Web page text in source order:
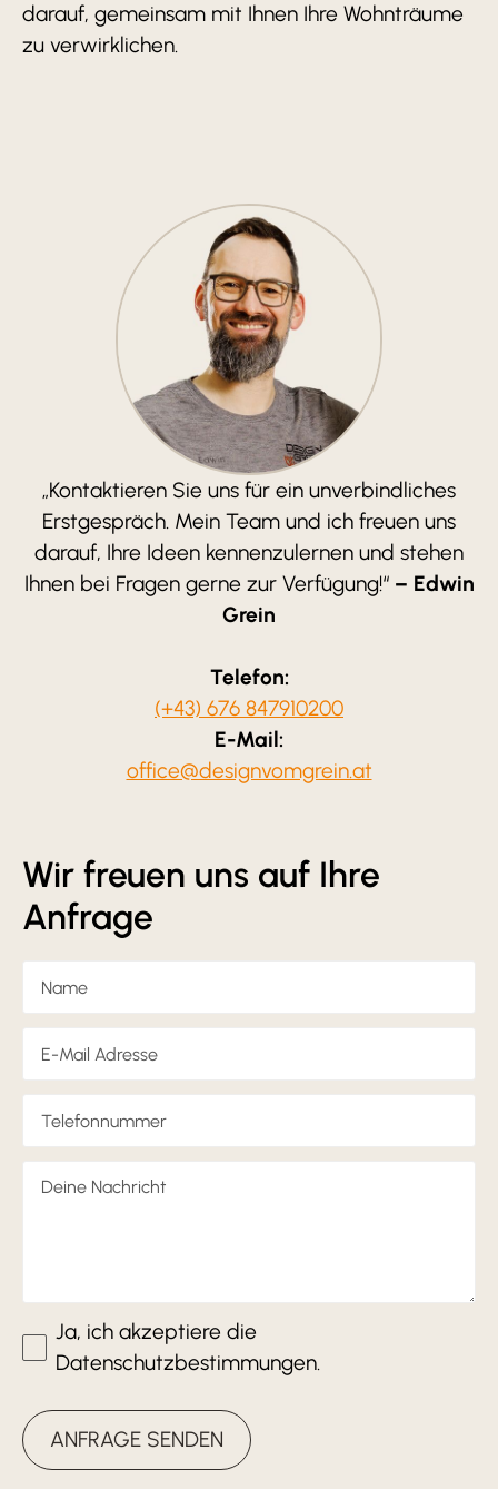
darauf, gemeinsam mit Ihnen Ihre Wohnträume
zu verwirklichen.
„Kontaktieren Sie uns für ein unverbindliches
Erstgespräch. Mein Team und ich freuen uns
darauf, Ihre Ideen kennenzulernen und stehen
Ihnen bei Fragen gerne zur Verfügung!“ – Edwin
Grein
Telefon:
(+43) 676 847910200
E-Mail:
office@designvomgrein.at
Wir freuen uns auf Ihre
Anfrage
Ja, ich akzeptiere die
Datenschutzbestimmungen.